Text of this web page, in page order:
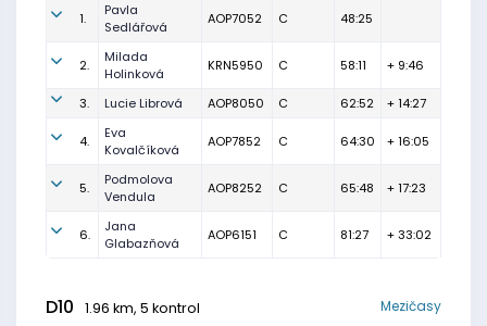
1.
Pavla
Sedlářová
AOP7052 C 48:25
2.
Milada
Holinková
KRN5950 C 58:11 + 9:46
3. Lucie Librová AOP8050 C 62:52 + 14:27
4.
Eva
Kovalčíková
AOP7852 C 64:30 + 16:05
5.
Podmolova
Vendula
AOP8252 C 65:48 + 17:23
6.
Jana
Glabazňová
AOP6151 C 81:27 + 33:02
D10 1.96 km, 5 kontrol Mezičasy